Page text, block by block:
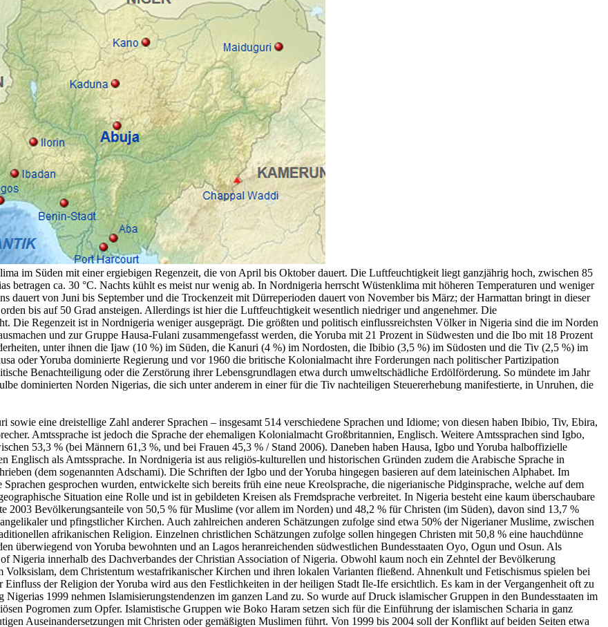
im Süden mit einer ergiebigen Regenzeit, die von April bis Oktober dauert. Die Luftfeuchtigkeit liegt ganzjährig hoch, zwischen 85
betragen ca. 30 °C. Nachts kühlt es meist nur wenig ab. In Nordnigeria herrscht Wüstenklima mit höheren Temperaturen und weniger
dauert von Juni bis September und die Trockenzeit mit Dürreperioden dauert von November bis März; der Harmattan bringt in dieser
bis auf 50 Grad ansteigen. Allerdings ist hier die Luftfeuchtigkeit wesentlich niedriger und angenehmer. Die
Die Regenzeit ist in Nordnigeria weniger ausgeprägt. Die größten und politisch einflussreichsten Völker in Nigeria sind die im Norden
und zur Gruppe Hausa-Fulani zusammengefasst werden, die Yoruba mit 21 Prozent in Südwesten und die Ibo mit 18 Prozent
unter ihnen die Ijaw (10 %) im Süden, die Kanuri (4 %) im Nordosten, die Ibibio (3,5 %) im Südosten und die Tiv (2,5 %) im
oder Yoruba dominierte Regierung und vor 1960 die britische Kolonialmacht ihre Forderungen nach politischer Partizipation
Benachteiligung oder die Zerstörung ihrer Lebensgrundlagen etwa durch umweltschädliche Erdölförderung. So mündete im Jahr
dominierten Norden Nigerias, die sich unter anderem in einer für die Tiv nachteiligen Steuererhebung manifestierte, in Unruhen, die
eine dreistellige Zahl anderer Sprachen – insgesamt 514 verschiedene Sprachen und Idiome; von diesen haben Ibibio, Tiv, Ebira,
Amtssprache ist jedoch die Sprache der ehemaligen Kolonialmacht Großbritannien, Englisch. Weitere Amtssprachen sind Igbo,
53,3 % (bei Männern 61,3 %, und bei Frauen 45,3 % / Stand 2006). Daneben haben Hausa, Igbo und Yoruba halboffizielle
Englisch als Amtssprache. In Nordnigeria ist aus religiös-kulturellen und historischen Gründen zudem die Arabische Sprache in
(dem sogenannten Adschami). Die Schriften der Igbo und der Yoruba hingegen basieren auf dem lateinischen Alphabet. Im
gesprochen wurden, entwickelte sich bereits früh eine neue Kreolsprache, die nigerianische Pidginsprache, welche auf dem
Situation eine Rolle und ist in gebildeten Kreisen als Fremdsprache verbreitet. In Nigeria besteht eine kaum überschaubare
2003 Bevölkerungsanteile von 50,5 % für Muslime (vor allem im Norden) und 48,2 % für Christen (im Süden), davon sind 13,7 %
und pfingstlicher Kirchen. Auch zahlreichen anderen Schätzungen zufolge sind etwa 50% der Nigerianer Muslime, zwischen
afrikanischen Religion. Einzelnen christlichen Schätzungen zufolge sollen hingegen Christen mit 50,8 % eine hauchdünne
überwiegend von Yoruba bewohnten und an Lagos heranreichenden südwestlichen Bundesstaaten Oyo, Ogun und Osun. Als
Nigeria innerhalb des Dachverbandes der Christian Association of Nigeria. Obwohl kaum noch ein Zehntel der Bevölkerung
dem Christentum westafrikanischer Kirchen und ihren lokalen Varianten fließend. Ahnenkult und Fetischismus spielen bei
der Religion der Yoruba wird aus den Festlichkeiten in der heiligen Stadt Ile-Ife ersichtlich. Es kam in der Vergangenheit oft zu
1999 nehmen Islamisierungstendenzen im ganzen Land zu. So wurde auf Druck islamischer Gruppen in den Bundesstaaten im
Pogromen zum Opfer. Islamistische Gruppen wie Boko Haram setzen sich für die Einführung der islamischen Scharia in ganz
Auseinandersetzungen mit Christen oder gemäßigten Muslimen führt. Von 1999 bis 2004 soll der Konflikt auf beiden Seiten etwa